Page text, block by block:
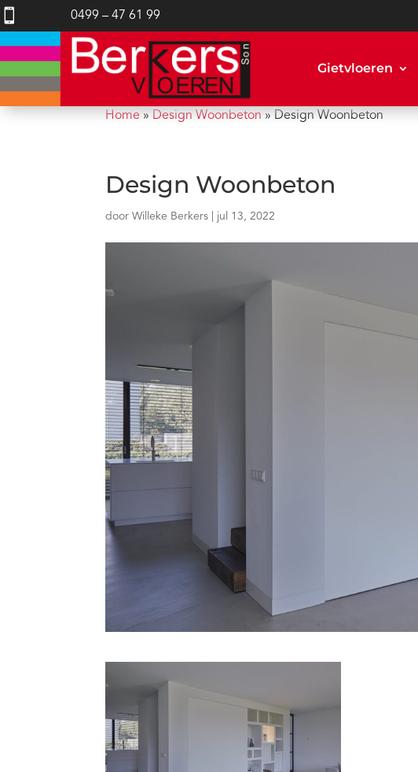
 0499 – 47 61 99
Gietvloeren
Home » Design Woonbeton » Design Woonbeton
Design Woonbeton
doorWilleke Berkers jul 13, 2022